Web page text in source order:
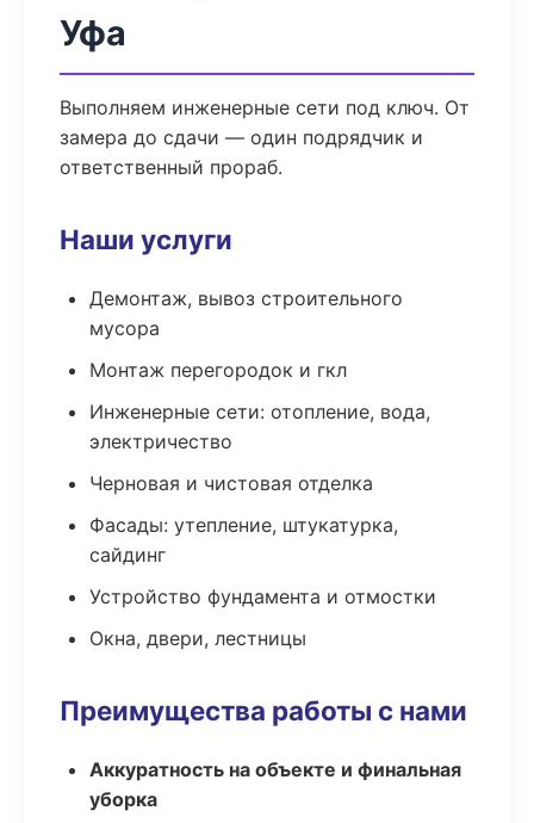
Уфа
Выполняем инженерные сети под ключ. От
замера до сдачи — один подрядчик и
ответственный прораб.
Наши услуги
Демонтаж, вывоз строительного
мусора
Монтаж перегородок и гкл
Инженерные сети: отопление, вода,
электричество
Черновая и чистовая отделка
Фасады: утепление, штукатурка,
сайдинг
Устройство фундамента и отмостки
Окна, двери, лестницы
Преимущества работы с нами
Аккуратность на объекте и финальная
уборка